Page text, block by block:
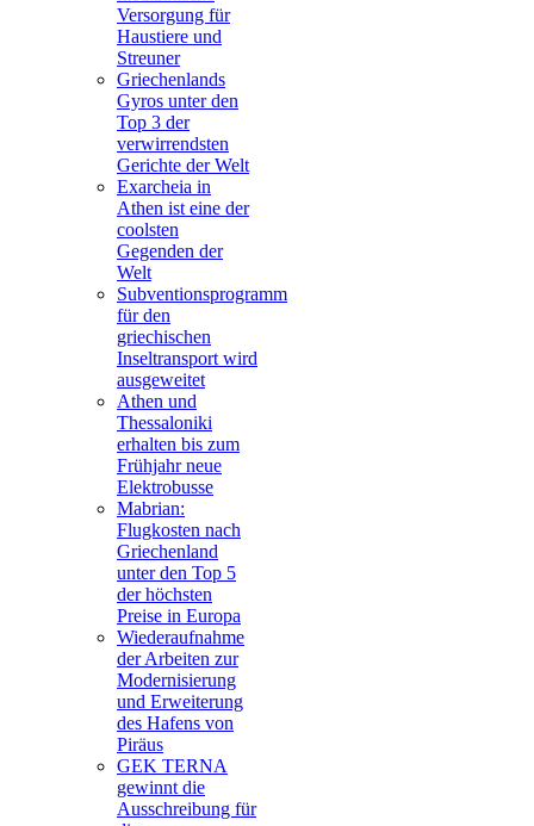
Versorgung für
Haustiere und
Streuner
Griechenlands
Gyros unter den
Top 3 der
verwirrendsten
Gerichte der Welt
Exarcheia in
Athen ist eine der
coolsten
Gegenden der
Welt
Subventionsprogramm
für den
griechischen
Inseltransport wird
ausgeweitet
Athen und
Thessaloniki
erhalten bis zum
Frühjahr neue
Elektrobusse
Mabrian:
Flugkosten nach
Griechenland
unter den Top 5
der höchsten
Preise in Europa
Wiederaufnahme
der Arbeiten zur
Modernisierung
und Erweiterung
des Hafens von
Piräus
GEK TERNA
gewinnt die
Ausschreibung für